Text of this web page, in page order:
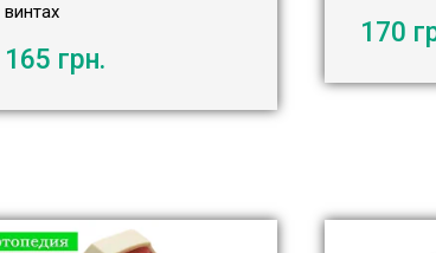
винтах
165 грн.
170